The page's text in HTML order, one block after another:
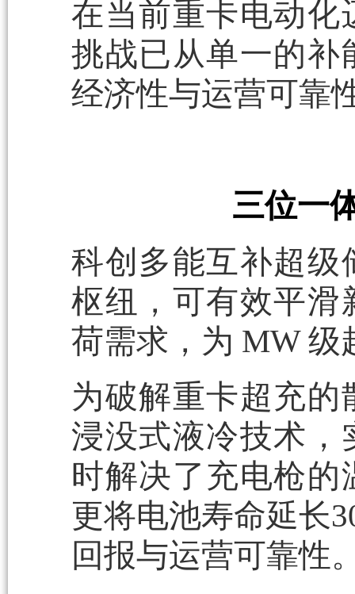
在当前重卡电动化
挑战已从单一的补
经济性与运营可靠
三位一
科创多能互补超级
枢纽，可有效平滑
荷需求，为 MW 级
为破解重卡超充
浸没式液冷技术，
时解决了充电枪
更将电池寿命延长
回报与运营可靠性